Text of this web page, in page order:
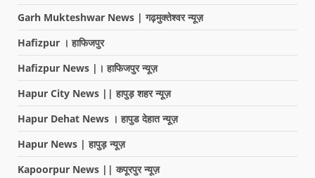
Garh Mukteshwar News | गढ़मुक्तेश्वर न्यूज़
Hafizpur । हाफिजपुर
Hafizpur News |। हाफिजपुर न्यूज़
Hapur City News || हापुड़ शहर न्यूज़
Hapur Dehat News । हापुड देहात न्यूज़
Hapur News | हापुड़ न्यूज़
Kapoorpur News || कपूरपुर न्यूज़